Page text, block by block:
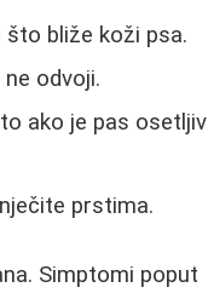
što bliže koži psa.
odvoji.
ako je pas osetljiv
prstima.
Simptomi poput